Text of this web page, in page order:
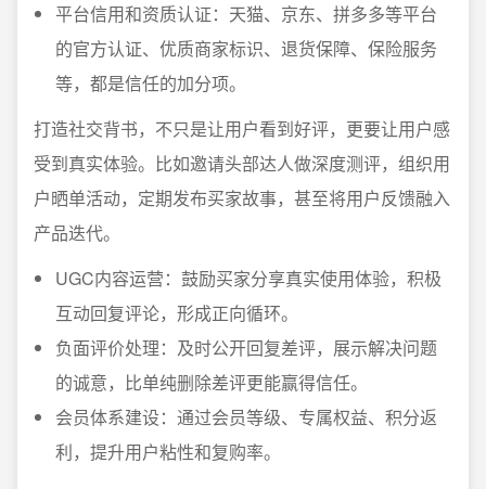
平台信用和资质认证：天猫、京东、拼多多等平台
的官方认证、优质商家标识、退货保障、保险服务
等，都是信任的加分项。
打造社交背书，不只是让用户看到好评，更要让用户感
受到真实体验。比如邀请头部达人做深度测评，组织用
户晒单活动，定期发布买家故事，甚至将用户反馈融入
产品迭代。
UGC内容运营：鼓励买家分享真实使用体验，积极
互动回复评论，形成正向循环。
负面评价处理：及时公开回复差评，展示解决问题
的诚意，比单纯删除差评更能赢得信任。
会员体系建设：通过会员等级、专属权益、积分返
利，提升用户粘性和复购率。